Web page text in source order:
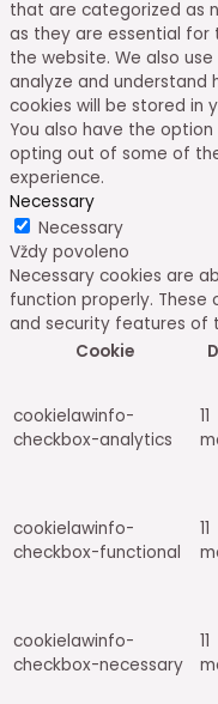
that are categorized as
as they are essential for
the website. We also
analyze and understand
cookies will be stored in
You also have the
opting out of some of
experience.
Necessary
Necessary
Vždy povoleno
Necessary cookies are
function properly. These
and security features of
Cookie
cookielawinfo-
checkbox-analytics
11
cookielawinfo-
checkbox-functional
11
cookielawinfo-
checkbox-necessary
11